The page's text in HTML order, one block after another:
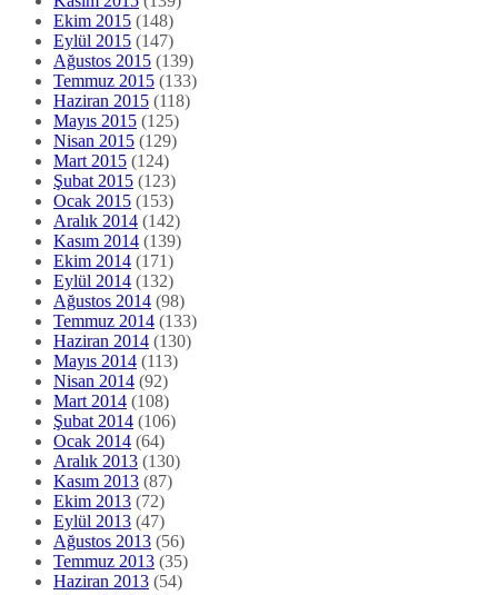
Ekim 2015 (148)
Eylül 2015 (147)
Ağustos 2015 (139)
Temmuz 2015 (133)
Haziran 2015 (118)
Mayıs 2015 (125)
Nisan 2015 (129)
Mart 2015 (124)
Şubat 2015 (123)
Ocak 2015 (153)
Aralık 2014 (142)
Kasım 2014 (139)
Ekim 2014 (171)
Eylül 2014 (132)
Ağustos 2014 (98)
Temmuz 2014 (133)
Haziran 2014 (130)
Mayıs 2014 (113)
Nisan 2014 (92)
Mart 2014 (108)
Şubat 2014 (106)
Ocak 2014 (64)
Aralık 2013 (130)
Kasım 2013 (87)
Ekim 2013 (72)
Eylül 2013 (47)
Ağustos 2013 (56)
Temmuz 2013 (35)
Haziran 2013 (54)